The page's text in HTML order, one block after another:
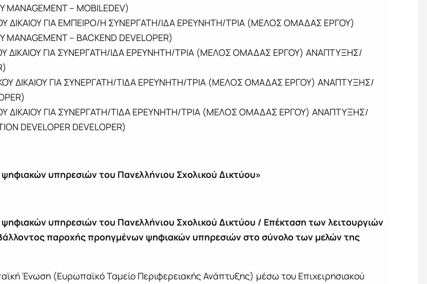
– MOBILEDEV)
ΔΙΚΑΙΟΥ ΓΙΑ ΕΜΠΕΙΡΟ/Η ΣΥΝΕΡΓΑΤΗ/ΙΔΑ ΕΡΕΥΝΗΤΗ/ΤΡΙΑ (ΜΕΛΟΣ ΟΜΑΔΑΣ ΕΡΓΟΥ)
– BACKEND DEVELOPER)
ΔΙΚΑΙΟΥ ΓΙΑ ΣΥΝΕΡΓΑΤΗ/ΙΔΑ ΕΡΕΥΝΗΤΗ/ΤΡΙΑ (ΜΕΛΟΣ ΟΜΑΔΑΣ ΕΡΓΟΥ) ΑΝΑΠΤΥΞΗΣ/
ΔΙΚΑΙΟΥ ΓΙΑ ΣΥΝΕΡΓΑΤΗ/ΤΙΔΑ ΕΡΕΥΝΗΤΗ/ΤΡΙΑ (ΜΕΛΟΣ ΟΜΑΔΑΣ ΕΡΓΟΥ) ΑΝΑΠΤΥΞΗΣ/
ΔΙΚΑΙΟΥ ΓΙΑ ΣΥΝΕΡΓΑΤΗ/ΤΙΔΑ ΕΡΕΥΝΗΤΗ/ΤΡΙΑ (ΜΕΛΟΣ ΟΜΑΔΑΣ ΕΡΓΟΥ) ΑΝΑΠΤΥΞΗΣ/
DEVELOPER DEVELOPER)
υπηρεσιών του Πανελλήνιου Σχολικού Δικτύου»
υπηρεσιών του Πανελλήνιου Σχολικού Δικτύου / Επέκταση των λειτουργιών
παροχής προηγμένων ψηφιακών υπηρεσιών στο σύνολο των μελών της
Ένωση (Ευρωπαϊκό Ταμείο Περιφερειακής Ανάπτυξης) μέσω του Επιχειρησιακού